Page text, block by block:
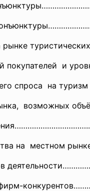
рынке
покупателей и
спроса на
возможных
на местном